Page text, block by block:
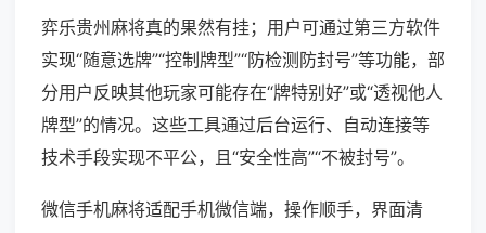
弈乐贵州麻将真的果然有挂；用户可通过第三方软件
实现“随意选牌”“控制牌型”“防检测防封号”等功能，部
分用户反映其他玩家可能存在“牌特别好”或“透视他人
牌型”的情况。这些工具通过后台运行、自动连接等
技术手段实现不平公，且“安全性高”“不被封号”。
微信手机麻将适配手机微信端，操作顺手，界面清